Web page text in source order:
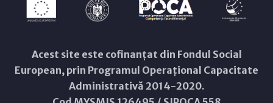
Acest site este cofinanțat din Fondul Social
European, prin Programul Operațional Capacitate
Administrativă 2014-2020.